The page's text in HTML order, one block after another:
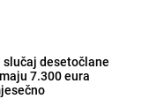
desetočlane
7.300 eura